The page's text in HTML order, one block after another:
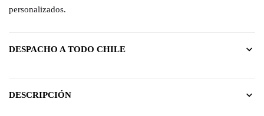
personalizados.
DESPACHO A TODO CHILE
DESCRIPCIÓN